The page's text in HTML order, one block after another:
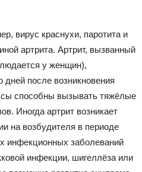
вирус краснухи, паротита и
артрита. Артрит, вызванный
у женщин),
дней после возникновения
способны вызывать тяжёлые
Иногда артрит возникает
на возбудителя в периоде
инфекционных заболеваний
инфекции, шигеллёза или